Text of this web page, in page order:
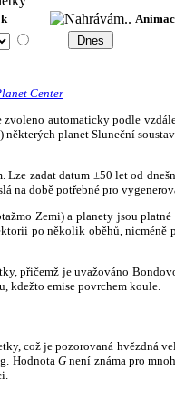
Center
automaticky podle
planet Sluneční
zadat datum ±50 let od
na době potřebné pro
Zemi) a planety jsou
po několik oběhů,
přičemž je uvažováno
kdežto emise povrchem koule.
což je pozorovaná hvězdná
HodnotaG není známa pro